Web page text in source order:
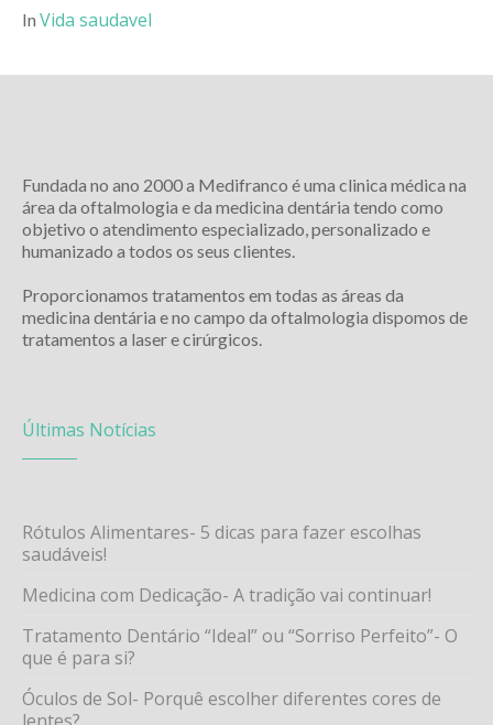
In Vida saudavel
Fundada no ano 2000 a Medifranco é uma clinica médica na
área da oftalmologia e da medicina dentária tendo como
objetivo o atendimento especializado, personalizado e
humanizado a todos os seus clientes.
Proporcionamos tratamentos em todas as áreas da
medicina dentária e no campo da oftalmologia dispomos de
tratamentos a laser e cirúrgicos.
Últimas Notícias
Rótulos Alimentares- 5 dicas para fazer escolhas
saudáveis!
Medicina com Dedicação- A tradição vai continuar!
Tratamento Dentário “Ideal” ou “Sorriso Perfeito”- O
que é para si?
Óculos de Sol- Porquê escolher diferentes cores de
lentes?